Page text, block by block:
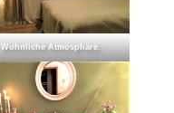
Wohnliche Atmosphäre.